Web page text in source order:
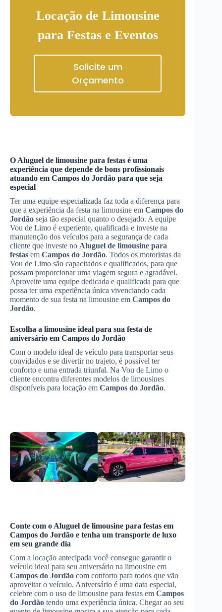
Locação de Limousine
para Festas e Eventos
Solicite um
Orçamento
O Aluguel de limousine para festas é uma
experiência que depende de bons profissionais
atuando em Campos do Jordão para que seja
especial
Ter uma equipe especializada faz toda a diferença para
que a experiência da festa na limousine em Campos do
Jordão seja tão especial quanto o desejado. A equipe
Vou de Limo é experiente, qualificada e investe na
manutenção dos veículos para a segurança de cada
cliente que investe no Aluguel de limousine para
festas em Campos do Jordão. Todos os motoristas da
Vou de Limo são capacitados e qualificados, para que
possam proporcionar uma viagem segura e agradável.
Aproveite uma equipe dedicada e qualificada para que
possa ter uma experiência única vivenciando cada
momento de sua festa na limousine em Campos do
Jordão.
Escolha a limousine ideal para sua festa de
aniversário em Campos do Jordão
Com o modelo ideal de veículo para transportar seus
convidados e se divertir no trajeto, é possível ter
conforto e uma entrada triunfal. Na Vou de Limo o
cliente encontra diferentes modelos de limousines
disponíveis para locação em Campos do Jordão.
Conte com o Aluguel de limousine para festas em
Campos do Jordão e tenha um transporte de luxo
em seu grande dia
Com a locação antecipada você consegue garantir o
veículo ideal para seu aniversário na limousine em
Campos do Jordão com conforto para todos que vão
aproveitar o veículo. Aniversário é uma data especial,
celebre com o uso de limousine para festas em Campos
do Jordão tendo uma experiência única. Chegar ao seu